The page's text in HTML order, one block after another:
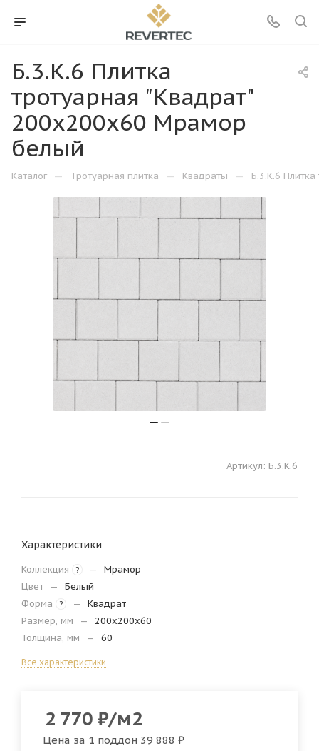
Б.3.К.6 Плитка
тротуарная "Квадрат"
200х200х60 Мрамор
белый
Каталог — Тротуарная плитка — Квадраты — Б.3.К.6
Артикул: Б.3.К.6
Характеристики
Коллекция ? —
Мрамор
Цвет
—
Белый
Форма
? —
Квадрат
Размер, мм
—
200х200х60
Толщина, мм
— 60
Все характеристики
2 770 ₽/м2
Цена за 1 поддон 39 888 ₽